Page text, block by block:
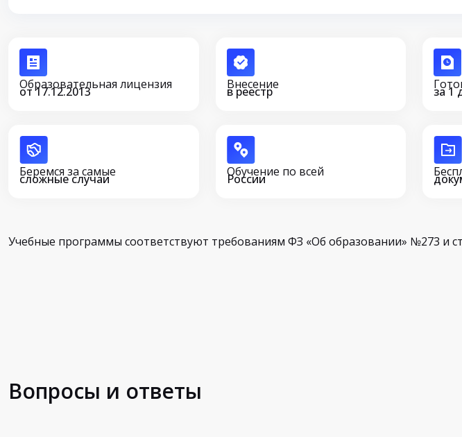
Образовательная лицензия
от 17.12.2013 Внесение
в реестр за 1
Беремся за самые
сложные случаи Обучение по всей
России
Учебные программы соответствуют требованиям ФЗ «Об образовании» №273 и
Вопросы и ответы